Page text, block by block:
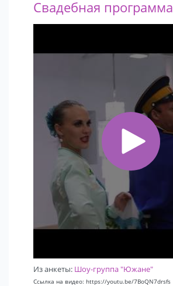
Свадебная программа
Из анкеты: Шоу-группа "Южане"
Ссылка на видео: https://youtu.be/7BoQN7drsfs